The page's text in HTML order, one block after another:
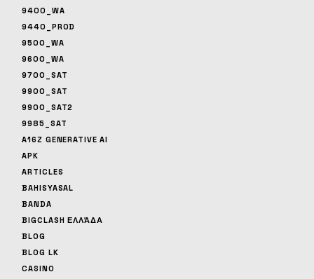
9400_WA
9440_PROD
9500_WA
9600_WA
9700_SAT
9900_SAT
9900_SAT2
9985_SAT
A16Z GENERATIVE AI
APK
ARTICLES
BAHISYASAL
BANDA
BIGCLASH ΕΛΛΆΔΑ
BLOG
BLOG LK
CASINO